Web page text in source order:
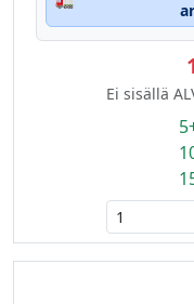
Ei sisällä